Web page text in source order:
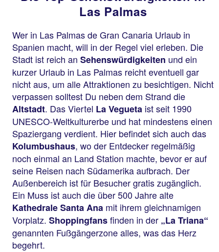
Las Palmas
Wer in Las Palmas de Gran Canaria Urlaub in
Spanien macht, will in der Regel viel erleben. Die
Stadt ist reich an Sehenswürdigkeiten und ein
kurzer Urlaub in Las Palmas reicht eventuell gar
nicht aus, um alle Attraktionen zu besichtigen. Nicht
verpassen solltest Du neben dem Strand die
Altstadt. Das Viertel La Vegueta ist seit 1990
UNESCO-Weltkulturerbe und hat mindestens einen
Spaziergang verdient. Hier befindet sich auch das
Kolumbushaus, wo der Entdecker regelmäßig
noch einmal an Land Station machte, bevor er auf
seine Reisen nach Südamerika aufbrach. Der
Außenbereich ist für Besucher gratis zugänglich.
Ein Muss ist auch die über 500 Jahre alte
Kathedrale Santa Ana mit ihrem gleichnamigen
Vorplatz. Shoppingfansfinden in der „La Triana“
genannten Fußgängerzone alles, was das Herz
begehrt.